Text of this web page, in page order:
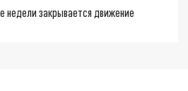
недели закрывается движение